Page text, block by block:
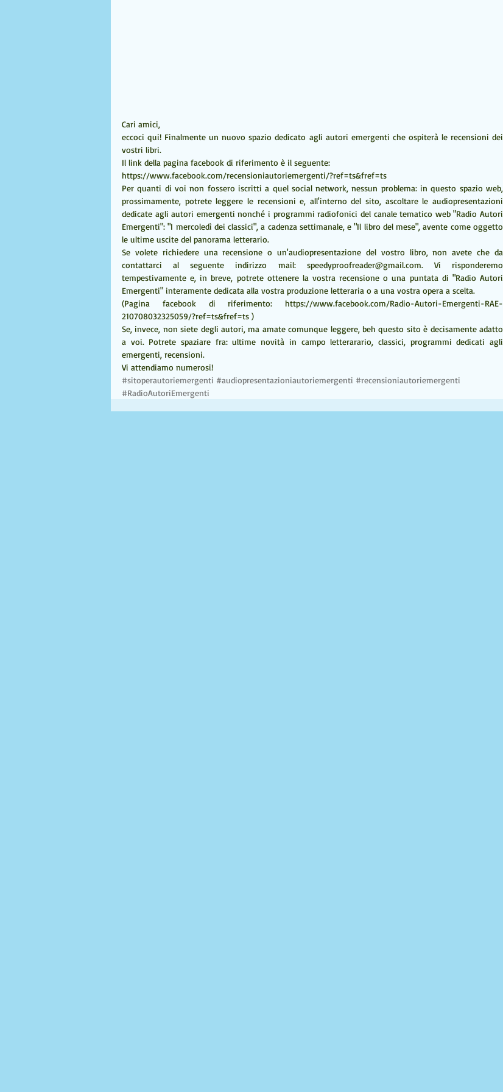
Cari amici,
eccoci qui! Finalmente un nuovo spazio dedicato agli autori emergenti che ospiterà le recensioni dei
vostri libri.
Il link della pagina facebook di riferimento è il seguente:
https://www.facebook.com/recensioniautoriemergenti/?ref=ts&fref=ts
Per quanti di voi non fossero iscritti a quel social network, nessun problema: in questo spazio web,
prossimamente, potrete leggere le recensioni e, all'interno del sito, ascoltare le audiopresentazioni
dedicate agli autori emergenti nonché i programmi radiofonici del canale tematico web "Radio Autori
Emergenti": "I mercoledì dei classici", a cadenza settimanale, e "Il libro del mese", avente come oggetto
le ultime uscite del panorama letterario.
Se volete richiedere una recensione o un'audiopresentazione del vostro libro, non avete che da
contattarci al seguente indirizzo mail: speedyproofreader@gmail.com. Vi risponderemo
tempestivamente e, in breve, potrete ottenere la vostra recensione o una puntata di "Radio Autori
Emergenti" interamente dedicata alla vostra produzione letteraria o a una vostra opera a scelta.
(Pagina facebook di riferimento: https://www.facebook.com/Radio-Autori-Emergenti-RAE-
210708032325059/?ref=ts&fref=ts )
Se, invece, non siete degli autori, ma amate comunque leggere, beh questo sito è decisamente adatto
a voi. Potrete spaziare fra: ultime novità in campo letterarario, classici, programmi dedicati agli
emergenti, recensioni.
Vi attendiamo numerosi!
#sitoperautoriemergenti #audiopresentazioniautoriemergenti #recensioniautoriemergenti
#RadioAutoriEmergenti